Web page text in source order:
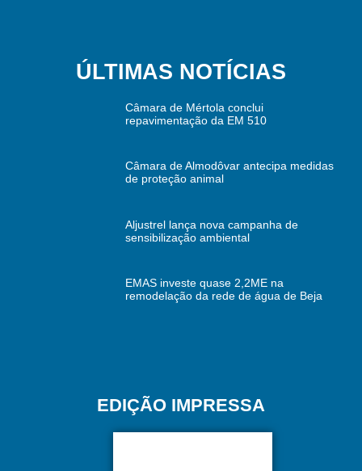
ÚLTIMAS NOTÍCIAS
Câmara de Mértola conclui
repavimentação da EM 510
Câmara de Almodôvar antecipa medidas
de proteção animal
Aljustrel lança nova campanha de
sensibilização ambiental
EMAS investe quase 2,2ME na
remodelação da rede de água de Beja
EDIÇÃO IMPRESSA